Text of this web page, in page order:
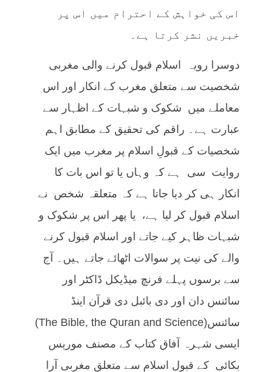
اس کی خواہش کے احترام میں اس پر
خبریں نشر کرتا ہے۔
دوسرا رویہ اسلام قبول کرنے والی مغربی
شخصیت سے متعلق مغرب کے انکار اور اس
معاملے میں شکوک و شبہات کے اظہار سے
عبارت ہے۔ راقم کی تحقیق کے مطابق اہم
شخصیات کے قبولِ اسلام پر مغرب میں ایک
روایت سی ہے کہ وہاں یا تو اس بات کا
انکار ہی کر دیا جاتا ہے کہ متعلقہ شخص نے
اسلام قبول کر لیا ہے، یا پھر اس پر شکوک و
شبہات ظاہر کیے جاتے اور اسلام قبول کرنے
والے کی نیت پر سوالات اٹھائے جاتے ہیں۔ آج
سے برسوں پہلے فرنچ میڈیکل ڈاکٹر اور
سائنس دان اور دی بائبل دی قرآن اینڈ
سائنس(The Bible, the Quran and Science)
ایسی شہرہ آفاق کتاب کے مصنف موریس
بکائی کے قبولِ اسلام سے متعلق مغربی آرا